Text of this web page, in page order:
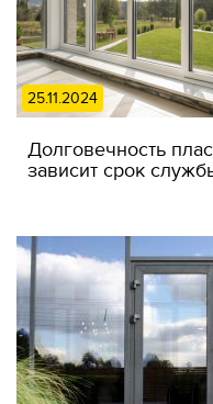
25.11.2024
Долговечность
зависит срок